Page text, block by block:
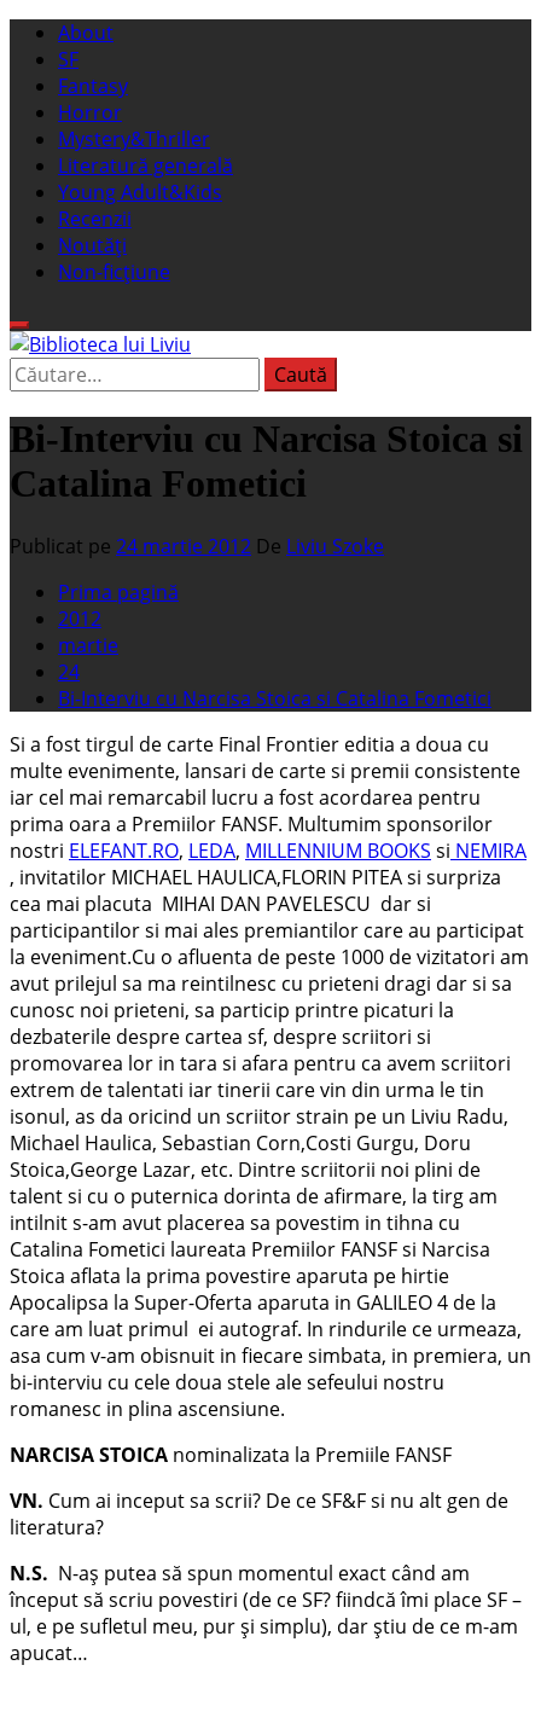
Sari
conținut
Meniu
principal
About
SF
Fantasy
Horror
Mystery&Thriller
Literatură generală
Young Adult&Kids
Recenzii
Noutăți
Non-ficțiune
Biblioteca lui Liviu
Fostul blog FanSF
Caută
după:
Bi-Interviu cu Narcisa Stoica si
Catalina Fometici
Publicat pe 24 martie 2012 De Liviu Szoke
Prima pagină
2012
martie
24
Bi-Interviu cu Narcisa Stoica si Catalina Fometici
Si a fost tirgul de carte Final Frontier editia a doua cu
multe evenimente, lansari de carte si premii consistente
iar cel mai remarcabil lucru a fost acordarea pentru
prima oara a Premiilor FANSF. Multumim sponsorilor
nostri ELEFANT.RO, LEDA, MILLENNIUM BOOKS si NEMIRA
, invitatilor MICHAEL HAULICA,FLORIN PITEA si surpriza
cea mai placuta MIHAI DAN PAVELESCU dar si
participantilor si mai ales premiantilor care au participat
la eveniment.Cu o afluenta de peste 1000 de vizitatori am
avut prilejul sa ma reintilnesc cu prieteni dragi dar si sa
cunosc noi prieteni, sa particip printre picaturi la
dezbaterile despre cartea sf, despre scriitori si
promovarea lor in tara si afara pentru ca avem scriitori
extrem de talentati iar tinerii care vin din urma le tin
isonul, as da oricind un scriitor strain pe un Liviu Radu,
Michael Haulica, Sebastian Corn,Costi Gurgu, Doru
Stoica,George Lazar, etc. Dintre scriitorii noi plini de
talent si cu o puternica dorinta de afirmare, la tirg am
intilnit s-am avut placerea sa povestim in tihna cu
Catalina Fometici laureata Premiilor FANSF si Narcisa
Stoica aflata la prima povestire aparuta pe hirtie
Apocalipsa la Super-Oferta aparuta in GALILEO 4 de la
care am luat primul ei autograf. In rindurile ce urmeaza,
asa cum v-am obisnuit in fiecare simbata, in premiera, un
bi-interviu cu cele doua stele ale sefeului nostru
romanesc in plina ascensiune.
NARCISA STOICA nominalizata la Premiile FANSF
VN. Cum ai inceput sa scrii? De ce SF&F si nu alt gen de
literatura?
N.S. N-aș putea să spun momentul exact când am
început să scriu povestiri (de ce SF? fiindcă îmi place SF –
ul, e pe sufletul meu, pur și simplu), dar știu de ce m-am
apucat…